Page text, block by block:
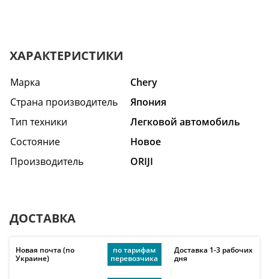
ХАРАКТЕРИСТИКИ
Марка
Chery
Страна производитель
Япония
Тип техники
Легковой автомобиль
Состояние
Hовое
Производитель
ORIJI
ДОСТАВКА
Новая почта (по
Украине)
по тарифам
перевозчика
Доставка 1-3 рабочих
дня